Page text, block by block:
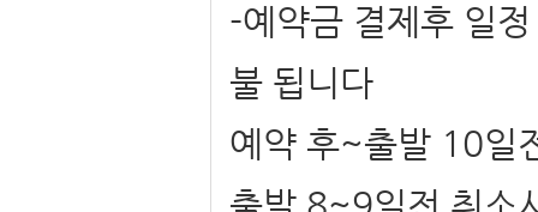
-예약금 결제후 일
불 됩니다
예약 후~출발 10일